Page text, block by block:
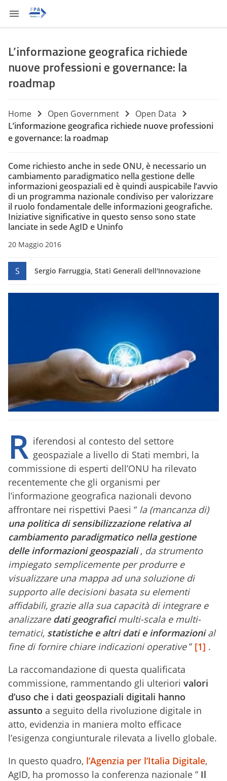
L’informazione geografica richiede
nuove professioni e governance: la
roadmap
Home Open Government
Open Data
L’informazione geografica richiede nuove professioni
e governance: la roadmap
Come richiesto anche in sede ONU, è necessario un
cambiamento paradigmatico nella gestione delle
informazioni geospaziali ed è quindi auspicabile l’avvio
di un programma nazionale condiviso per valorizzare
il ruolo fondamentale delle informazioni geografiche.
Iniziative significative in questo senso sono state
lanciate in sede AgID e Uninfo
20 Maggio 2016
S Sergio Farruggia, Stati Generali dell'Innovazione
R iferendosi al contesto del settore
geospaziale a livello di Stati membri, la
commissione di esperti dell’ONU ha rilevato
recentemente che gli organismi per
l’informazione geografica nazionali devono
affrontare nei rispettivi Paesi “ la (mancanza di)
una politica di sensibilizzazione relativa al
cambiamento paradigmatico nella gestione
delle informazioni geospaziali, da strumento
impiegato semplicemente per produrre e
visualizzare una mappa ad una soluzione di
supporto alle decisioni basata su elementi
affidabili, grazie alla sua capacità di integrare e
analizzare dati geograficimulti-scala e multi-
tematici, statistiche e altri dati e informazionial
fine di fornire chiare indicazioni operative” [1] .
La raccomandazione di questa qualificata
commissione, rammentando gli ulteriori valori
d’uso che i dati geospaziali digitali hanno
assunto a seguito della rivoluzione digitale in
atto, evidenzia in maniera molto efficace
l’esigenza congiunturale rilevata a livello globale.
In questo quadro, l’Agenzia per l’Italia Digitale,
AgID, ha promosso la conferenza nazionale ” Il